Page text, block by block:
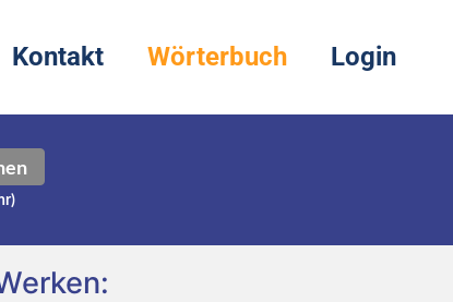
Kontakt Wörterbuch Login